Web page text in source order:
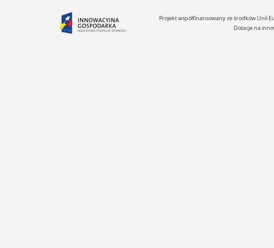
Projekt współfinansowany ze środków Unii
Dotacje na